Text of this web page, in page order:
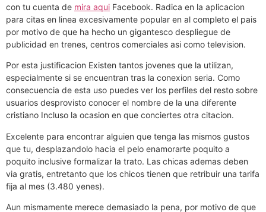
con tu cuenta de mira aqui Facebook. Radica en la aplicacion
para citas en linea excesivamente popular en al completo el pais
por motivo de que ha hecho un gigantesco despliegue de
publicidad en trenes, centros comerciales asi­ como television.
Por esta justificacion Existen tantos jovenes que la utilizan,
especialmente si se encuentran tras la conexion seria. Como
consecuencia de esta uso puedes ver los perfiles del resto sobre
usuarios desprovisto conocer el nombre de la una diferente
cristiano Incluso la ocasion en que conciertes otra citacion.
Excelente para encontrar alguien que tenga las mismos gustos
que tu, desplazandolo hacia el pelo enamorarte poquito a
poquito inclusive formalizar la trato. Las chicas ademas deben
via gratis, entretanto que los chicos tienen que retribuir una tarifa
fija al mes (3.480 yenes).
Aun mismamente merece demasiado la pena, por motivo de que